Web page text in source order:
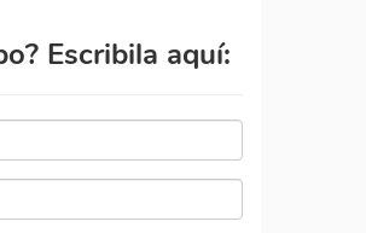
Escribila aquí: